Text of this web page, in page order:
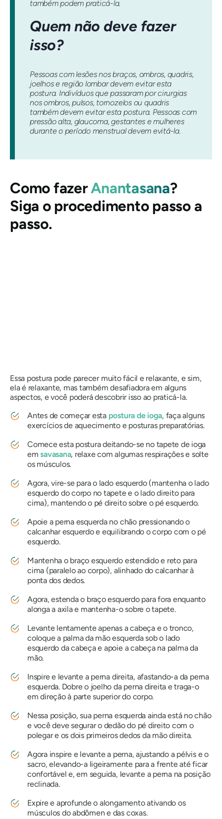
também podem praticá-la.
Quem não deve fazer
isso?
Pessoas com lesões nos braços, ombros, quadris,
joelhos e região lombar devem evitar esta
postura. Indivíduos que passaram por cirurgias
nos ombros, pulsos, tornozelos ou quadris
também devem evitar esta postura. Pessoas com
pressão alta, glaucoma, gestantes e mulheres
durante o período menstrual devem evitá-la.
Como fazerAnantasana?
Siga o procedimento passo a
passo.
Essa postura pode parecer muito fácil e relaxante, e sim,
ela é relaxante, mas também desafiadora em alguns
aspectos, e você poderá descobrir isso ao praticá-la.
Antes de começar esta postura de ioga, faça alguns
exercícios de aquecimento e posturas preparatórias.
Comece esta postura deitando-se no tapete de ioga
emsavasana, relaxe com algumas respirações e solte
os músculos.
Agora, vire-se para o lado esquerdo (mantenha o lado
esquerdo do corpo no tapete e o lado direito para
cima), mantendo o pé direito sobre o pé esquerdo.
Apoie a perna esquerda no chão pressionando o
calcanhar esquerdo e equilibrando o corpo com o pé
esquerdo.
Mantenha o braço esquerdo estendido e reto para
cima (paralelo ao corpo), alinhado do calcanhar à
ponta dos dedos.
Agora, estenda o braço esquerdo para fora enquanto
alonga a axila e mantenha-o sobre o tapete.
Levante lentamente apenas a cabeça e o tronco,
coloque a palma da mão esquerda sob o lado
esquerdo da cabeça e apoie a cabeça na palma da
mão.
Inspire e levante a perna direita, afastando-a da perna
esquerda. Dobre o joelho da perna direita e traga-o
em direção à parte superior do corpo.
Nessa posição, sua perna esquerda ainda está no chão
e você deve segurar o dedão do pé direito com o
polegar e os dois primeiros dedos da mão direita.
Agora inspire e levante a perna, ajustando a pélvis e o
sacro, elevando-a ligeiramente para a frente até ficar
confortável e, em seguida, levante a perna na posição
reclinada.
Expire e aprofunde o alongamento ativando os
músculos do abdômen e das coxas.